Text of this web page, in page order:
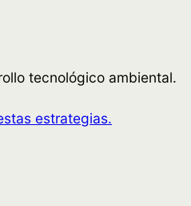
tecnológico ambiental.
estrategias.